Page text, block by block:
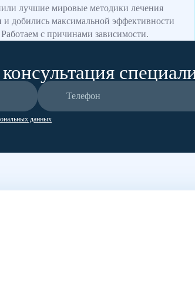
лучшие мировые методики лечения
и добились максимальной эффективности
с причинами зависимости.
данных